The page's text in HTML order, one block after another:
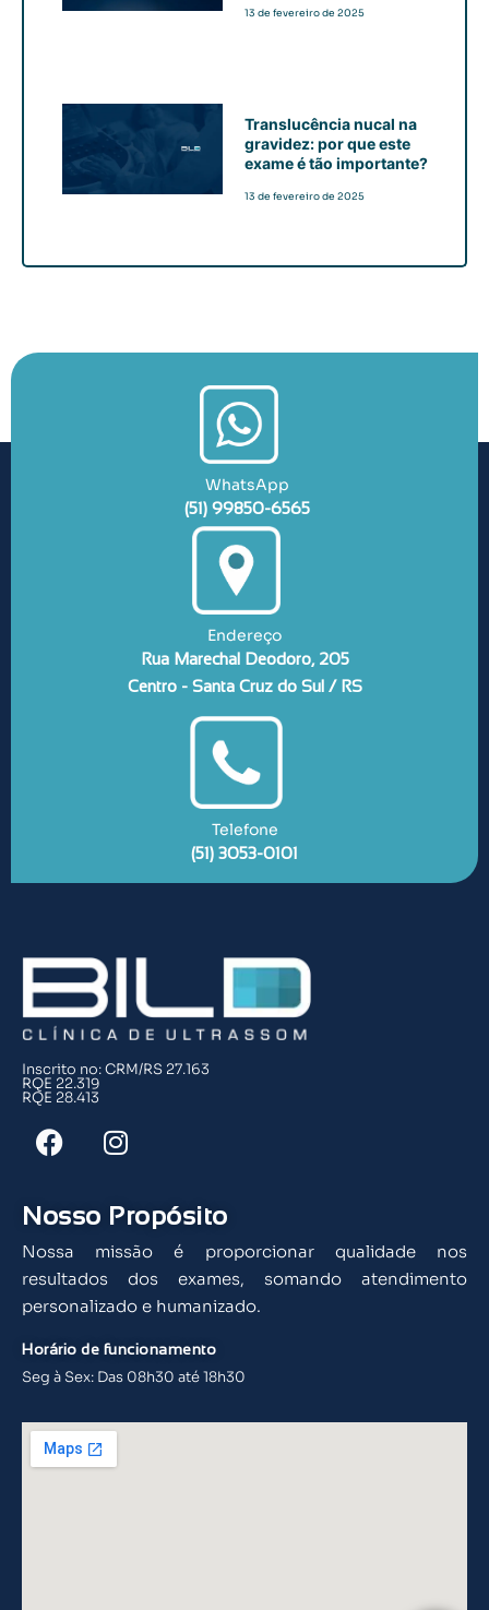
13 de fevereiro de 2025
Translucência nucal na
gravidez: por que este
exame é tão importante?
13 de fevereiro de 2025
WhatsApp
(51) 99850-6565
Endereço
Rua Marechal Deodoro, 205
Centro - Santa Cruz do Sul / RS
Telefone
(51) 3053-0101
Inscrito no: CRM/RS 27.163
RQE 22.319
RQE 28.413
Nosso Propósito
Nossa missão é proporcionar qualidade nos
resultados dos exames, somando atendimento
personalizado e humanizado.
Horário de funcionamento
Seg à Sex: Das 08h30 até 18h30